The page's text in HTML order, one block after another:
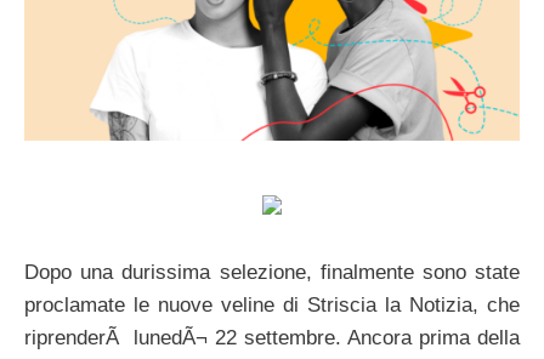
Dopo una durissima selezione, finalmente sono state
proclamate le nuove veline di Striscia la Notizia, che
riprenderÃ lunedÃ¬ 22 settembre. Ancora prima della